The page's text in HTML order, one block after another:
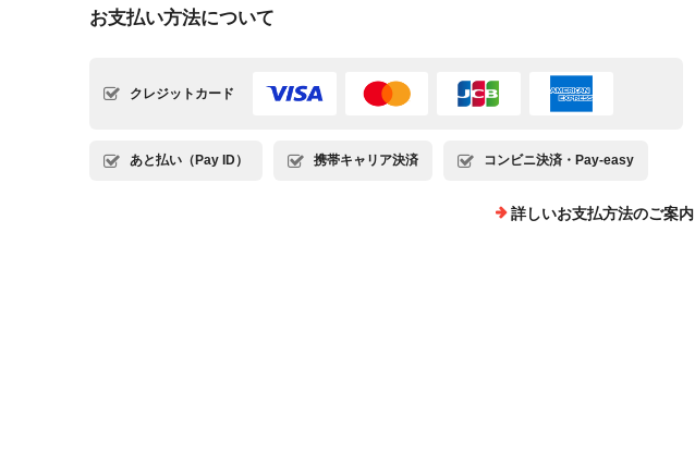
お支払い方法について
クレジットカード
あと払い（Pay ID） 携帯キャリア決済 コンビニ決済・Pay-easy
詳しいお支払方法のご案内